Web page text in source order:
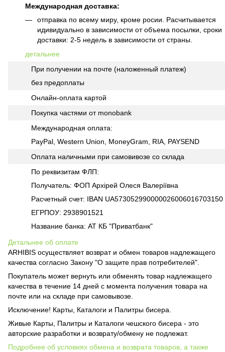
Международная доставка:
отправка по всему миру, кроме росии. Расчитывается
идивидуально в зависимости от объема посылки, сроки
доставки: 2-5 недель в зависимости от страны.
детальнее
При получении на почте (наложенный платеж)
без предоплаты
Онлайн-оплата картой
Покупка частями от monobank
Международная оплата:
PayPal, Western Union, MoneyGram, RIA, PAYSEND
Оплата наличными при самовивозе со склада
По реквизитам ФЛП:
Получатель: ФОП Архірей Олеся Валеріївна
Расчетный счет: IBAN UA573052990000026006016703150
ЕГРПОУ: 2938901521
Название банка: АТ КБ "Приватбанк"
Детальнее об оплате
ARHIBIS осуществляет возврат и обмен товаров надлежащего
качества согласно Закону "О защите прав потребителей".
Покупатель может вернуть или обменять товар надлежащего
качества в течение 14 дней с момента получения товара на
почте или на складе при самовывозе.
Исключение! Карты, Каталоги и Палитры бисера.
Живые Карты, Палитры и Каталоги чешского бисера - это
авторские разработки и возврату/обмену не подлежат.
Подробнее об условиях обмена и возврата товаров, а также